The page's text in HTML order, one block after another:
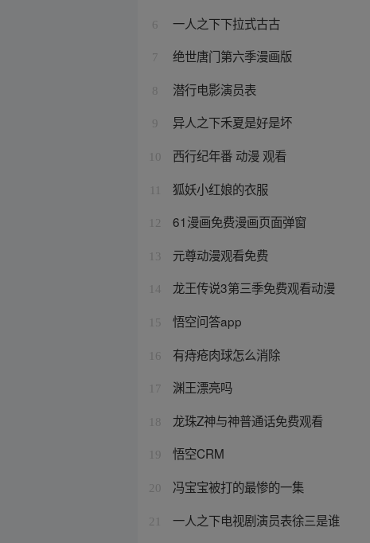
6 一人之下下拉式古古
7 绝世唐门第六季漫画版
8 潜行电影演员表
9 异人之下禾夏是好是坏
10 西行纪年番 动漫 观看
狐妖小红娘的衣服
12 61漫画免费漫画页面弹窗
13 元尊动漫观看免费
14 龙王传说3第三季免费观看动漫
15 悟空问答app
16 有痔疮肉球怎么消除
17 渊王漂亮吗
18 龙珠Z神与神普通话免费观看
19 悟空CRM
20 冯宝宝被打的最惨的一集
21 一人之下电视剧演员表徐三是谁